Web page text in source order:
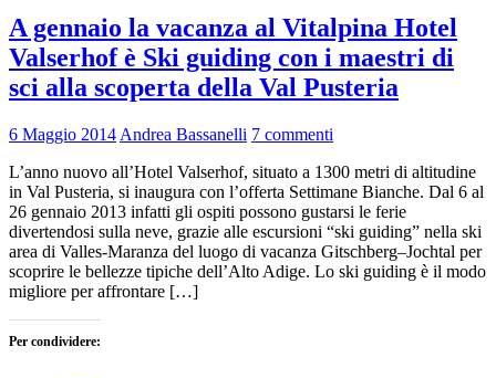
A gennaio la vacanza al Vitalpina Hotel
Valserhof è Ski guiding con i maestri di
sci alla scoperta della Val Pusteria
6 Maggio 2014 Andrea Bassanelli 7 commenti
L’anno nuovo all’Hotel Valserhof, situato a 1300 metri di altitudine
in Val Pusteria, si inaugura con l’offerta Settimane Bianche. Dal 6 al
26 gennaio 2013 infatti gli ospiti possono gustarsi le ferie
divertendosi sulla neve, grazie alle escursioni “ski guiding” nella ski
area di Valles-Maranza del luogo di vacanza Gitschberg–Jochtal per
scoprire le bellezze tipiche dell’Alto Adige. Lo ski guiding è il modo
migliore per affrontare […]
Per condividere: